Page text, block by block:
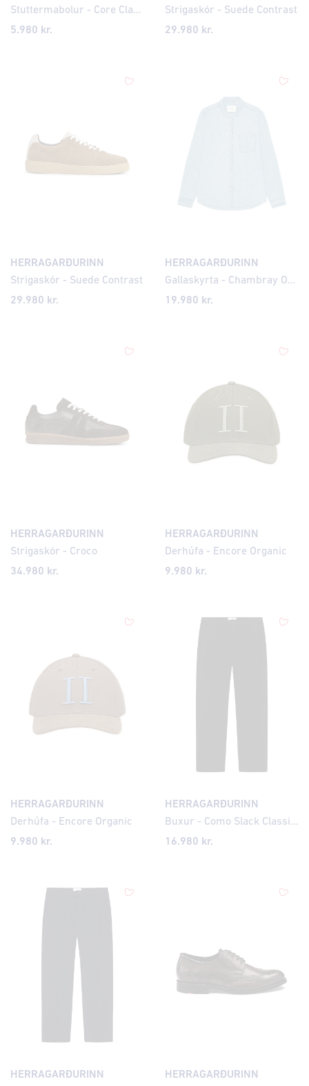
Stuttermabolur - Core Classic
5.980 kr.
Strigaskór - Suede Contrast
29.980 kr.
HERRAGARÐURINN
Strigaskór - Suede Contrast
29.980 kr.
HERRAGARÐURINN
Gallaskyrta - Chambray Organic
19.980 kr.
HERRAGARÐURINN
Strigaskór - Croco
34.980 kr.
HERRAGARÐURINN
Derhúfa - Encore Organic
9.980 kr.
HERRAGARÐURINN
Derhúfa - Encore Organic
9.980 kr.
HERRAGARÐURINN
Buxur - Como Slack Classic Loose Fit
16.980 kr.
HERRAGARÐURINN
HERRAGARÐURINN